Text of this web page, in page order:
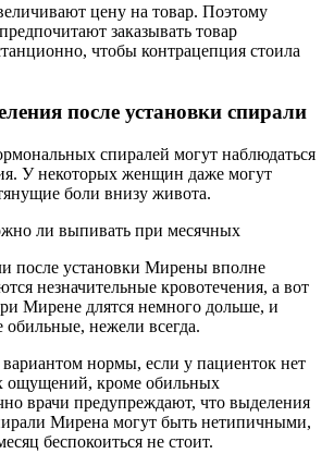
цену на товар. Поэтому
заказывать товар
чтобы контрацепция стоила
после установки спирали
спиралей могут наблюдаться
У некоторых женщин даже могут
боли внизу живота.
ли выпивать при месячных
после установки Мирены вполне
незначительные кровотечения, а вот
Мирене длятся немного дольше, и
обильные, нежели всегда.
вариантом нормы, если у пациенток нет
ощущений, кроме обильных
врачи предупреждают, что выделения
Мирена могут быть нетипичными,
беспокоиться не стоит.